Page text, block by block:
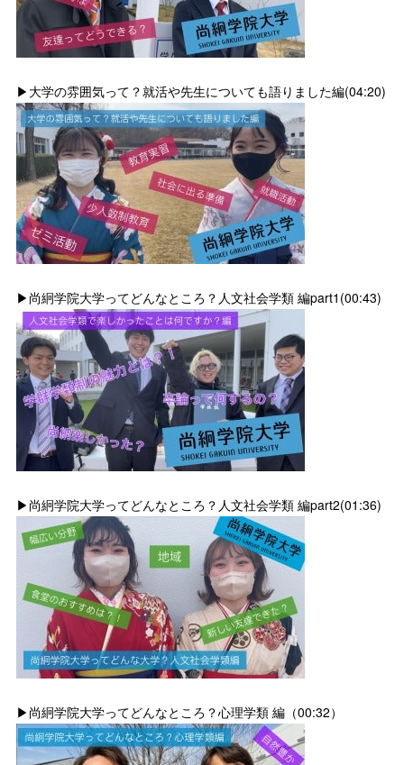
▶大学の雰囲気って？就活や先生についても語りました編(04:20)
▶尚絅学院大学ってどんなところ？人文社会学類 編part1(00:43)
▶尚絅学院大学ってどんなところ？人文社会学類 編part2(01:36)
▶尚絅学院大学ってどんなところ？心理学類 編（00:32）